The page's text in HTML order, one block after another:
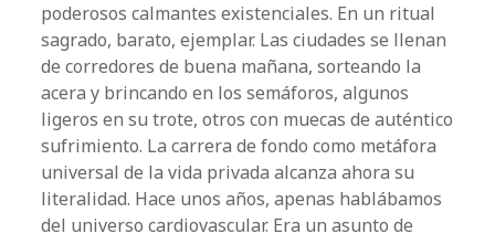
poderosos calmantes existenciales. En un ritual
sagrado, barato, ejemplar. Las ciudades se llenan
de corredores de buena mañana, sorteando la
acera y brincando en los semáforos, algunos
ligeros en su trote, otros con muecas de auténtico
sufrimiento. La carrera de fondo como metáfora
universal de la vida privada alcanza ahora su
literalidad. Hace unos años, apenas hablábamos
del universo cardiovascular. Era un asunto de